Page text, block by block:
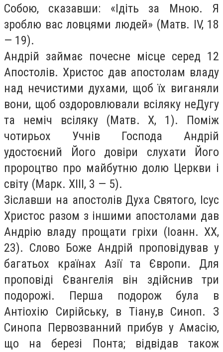
Собою, сказавши: «Ідіть за Мною. Я
зроблю вас ловцями людей» (Матв. IV, 18
— 19).
Андрій займає почесне місце серед 12
Апостолів. Христос дав апостолам владу
над нечистими духами, щоб їх виганяли
вони, щоб оздоровлювали всіляку неДугу
та неміч всіляку (Матв. X, 1). Поміж
чотирьох Учнів Господа Андрій
удостоєний Його довіри слухати Його
пророцтво про майбутню долю Церкви і
світу (Марк. XIII, 3 — 5).
Зіславши на апостолів Духа Святого, Ісус
Христос разом з іншими апостолами дав
Андрію владу прощати гріхи (Іоанн. XX,
23). Слово Боже Андрій проповідував у
багатьох країнах Азії та Європи. Для
проповіді Євангелія він здійснив три
подорожі. Перша подорож була в
Антіохію Сирійську, в Тіану,в Синоп. З
Синопа Первозванний прибув у Амасію,
що на березі Понта; відвідав також